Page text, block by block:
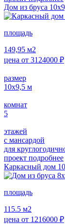
Дом из бруса
площадь
149,95 м2
цена от 3124000 ₽
размер
10х9,5 м
комнат
5
этажей
с мансардой
для
проект подробнее
Каркасный дом
площадь
115.5 м2
цена от 1216000 ₽